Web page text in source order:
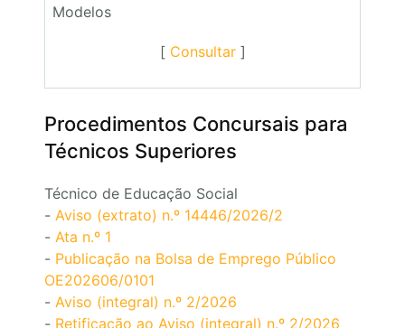
Modelos
[ Consultar]
Procedimentos Concursais para
Técnicos Superiores
Técnico de Educação Social
- Aviso (extrato) n.º 14446/2026/2
- Ata n.º 1
- Publicação na Bolsa de Emprego Público
OE202606/0101
- Aviso (integral) n.º 2/2026
- Retificação ao Aviso (integral) n.º 2/2026